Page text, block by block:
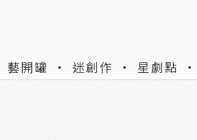
藝開罐 迷創作 星劇點